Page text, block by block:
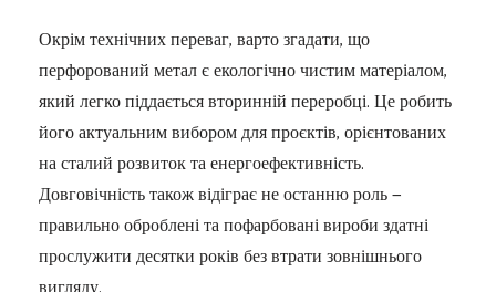
Окрім технічних переваг, варто згадати, що
перфорований метал є екологічно чистим матеріалом,
який легко піддається вторинній переробці. Це робить
його актуальним вибором для проєктів, орієнтованих
на сталий розвиток та енергоефективність.
Довговічність також відіграє не останню роль —
правильно оброблені та пофарбовані вироби здатні
прослужити десятки років без втрати зовнішнього